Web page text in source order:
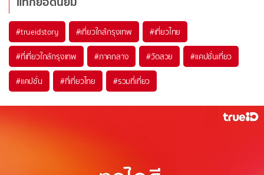
#trueidstory #เที่ยวใกล้กรุงเทพ #เที่ยวไทย
#ที่เที่ยวใกล้กรุงเทพ #ภาคกลาง #วัดสวย #แคปชั่นเที่ยว
#แคปชั่น #ที่เที่ยวไทย #รวมที่เที่ยว